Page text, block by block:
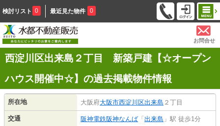
検討リスト 0 最近見た物件 0
お問合せ
西淀川区出来島２丁目 新築戸建【☆オープン
ハウス開催中☆】の過去掲載物件情報
所在地 大阪府大阪市西淀川区出来島 ２丁目
交通 阪神電鉄阪神なんば 「 出来島 」駅 徒歩1分